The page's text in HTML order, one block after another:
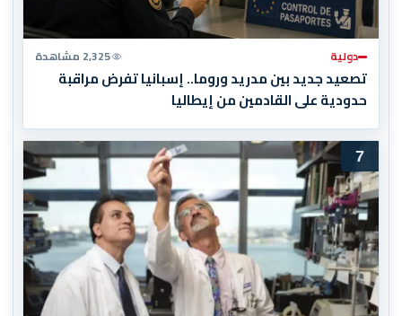
دولية 2,325 مشاهدة
تصعيد جديد بين مدريد وروما.. إسبانيا تفرض مراقبة
حدودية على القادمين من إيطاليا
7